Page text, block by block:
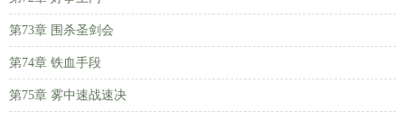
第73章 围杀圣剑会
第74章 铁血手段
第75章 雾中速战速决